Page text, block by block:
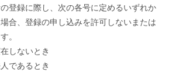
登録に際し、次の各号に定めるいずれか
合、登録の申し込みを許可しないまたは
。
しないとき
であるとき